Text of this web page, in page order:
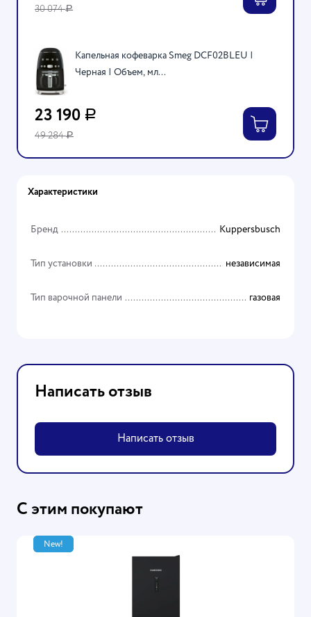
30 074Р
Капельная кофеварка Smeg DCF02BLEU |
Черная | Объем, мл...
23 190 Р
49 284Р
Характеристики
Бренд Kuppersbusch
Тип установки независимая
Тип варочной панели газовая
Написать отзыв
Написать отзыв
С этим покупают
New!